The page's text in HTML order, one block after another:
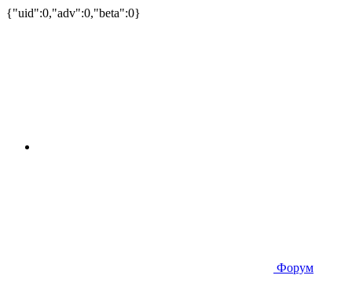
{"uid":0,"adv":0,"beta":0}
Форум